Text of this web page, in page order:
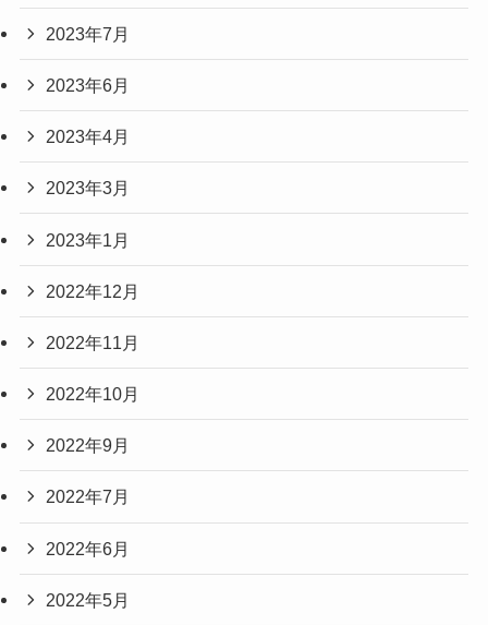
2023年7月
2023年6月
2023年4月
2023年3月
2023年1月
2022年12月
2022年11月
2022年10月
2022年9月
2022年7月
2022年6月
2022年5月